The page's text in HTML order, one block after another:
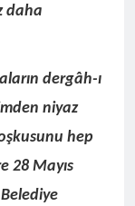
daha
dergâh-ı
niyaz
hep
28 Mayıs